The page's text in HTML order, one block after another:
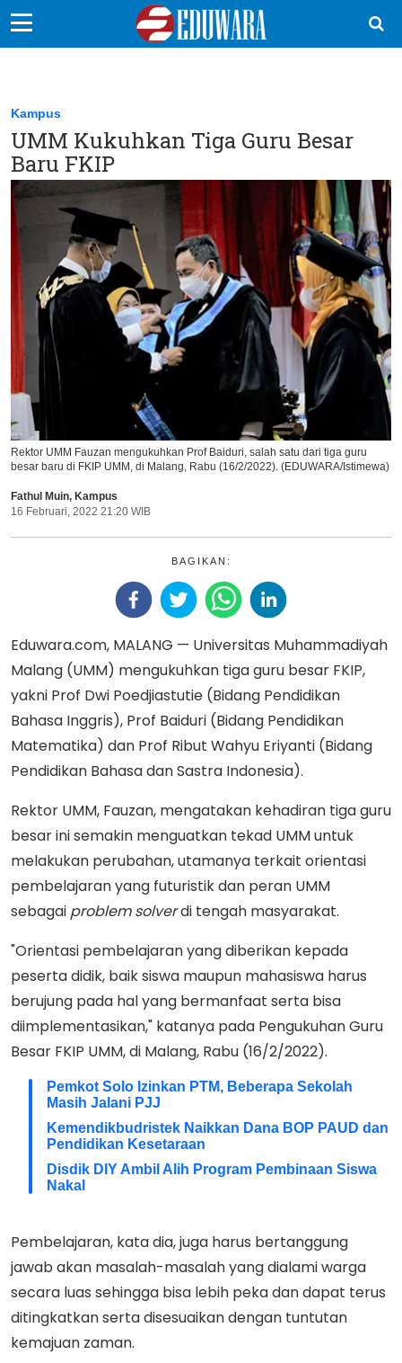
Sekolah Kita
Vokasi
Kampus
Idea
Sains
EduDana
Ikuti Kami di:
Kampus
UMM Kukuhkan Tiga Guru Besar
Baru FKIP
Rektor UMM Fauzan mengukuhkan Prof Baiduri, salah satu dari tiga guru
besar baru di FKIP UMM, di Malang, Rabu (16/2/2022). (EDUWARA/Istimewa)
Fathul Muin, Kampus
16 Februari, 2022 21:20 WIB
BAGIKAN:
Eduwara.com, MALANG — Universitas Muhammadiyah
Malang (UMM) mengukuhkan tiga guru besar FKIP,
yakni Prof Dwi Poedjiastutie (Bidang Pendidikan
Bahasa Inggris), Prof Baiduri (Bidang Pendidikan
Matematika) dan Prof Ribut Wahyu Eriyanti (Bidang
Pendidikan Bahasa dan Sastra Indonesia).
Rektor UMM, Fauzan, mengatakan kehadiran tiga guru
besar ini semakin menguatkan tekad UMM untuk
melakukan perubahan, utamanya terkait orientasi
pembelajaran yang futuristik dan peran UMM
sebagai problem solverdi tengah masyarakat.
"Orientasi pembelajaran yang diberikan kepada
peserta didik, baik siswa maupun mahasiswa harus
berujung pada hal yang bermanfaat serta bisa
diimplementasikan," katanya pada Pengukuhan Guru
Besar FKIP UMM, di Malang, Rabu (16/2/2022).
Pemkot Solo Izinkan PTM, Beberapa Sekolah
Masih Jalani PJJ
Kemendikbudristek Naikkan Dana BOP PAUD dan
Pendidikan Kesetaraan
Disdik DIY Ambil Alih Program Pembinaan Siswa
Nakal
Pembelajaran, kata dia, juga harus bertanggung
jawab akan masalah-masalah yang dialami warga
secara luas sehingga bisa lebih peka dan dapat terus
ditingkatkan serta disesuaikan dengan tuntutan
kemajuan zaman.